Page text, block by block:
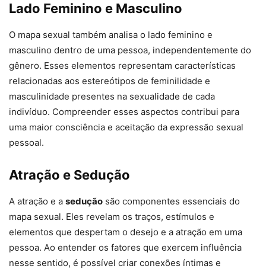
Lado Feminino e Masculino
O mapa sexual também analisa o lado feminino e
masculino dentro de uma pessoa, independentemente do
gênero. Esses elementos representam características
relacionadas aos estereótipos de feminilidade e
masculinidade presentes na sexualidade de cada
indivíduo. Compreender esses aspectos contribui para
uma maior consciência e aceitação da expressão sexual
pessoal.
Atração e Sedução
A atração e a sedução são componentes essenciais do
mapa sexual. Eles revelam os traços, estímulos e
elementos que despertam o desejo e a atração em uma
pessoa. Ao entender os fatores que exercem influência
nesse sentido, é possível criar conexões íntimas e